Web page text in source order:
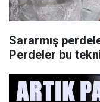
Sararmış
Perdeler bu